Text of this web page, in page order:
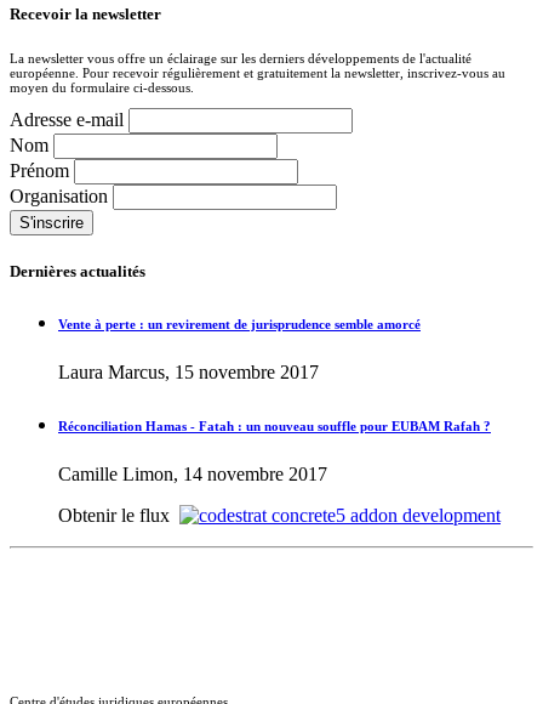
Recevoir la newsletter
La newsletter vous offre un éclairage sur les derniers développements de l'actualité
européenne. Pour recevoir régulièrement et gratuitement la newsletter, inscrivez-vous au
moyen du formulaire ci-dessous.
Adresse e-mail
Nom
Prénom
Organisation
Dernières actualités
Vente à perte : un revirement de jurisprudence semble amorcé
Laura Marcus, 15 novembre 2017
Réconciliation Hamas - Fatah : un nouveau souffle pour EUBAM Rafah ?
Camille Limon, 14 novembre 2017
Obtenir le flux